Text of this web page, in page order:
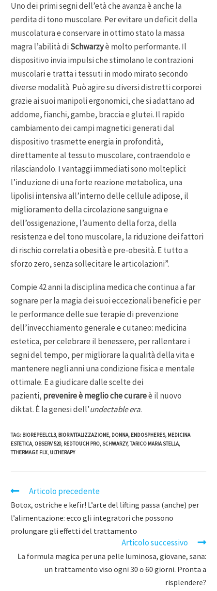
Uno dei primi segni dell’età che avanza è anche la
perdita di tono muscolare. Per evitare un deficit della
muscolatura e conservare in ottimo stato la massa
magra l’abilità diSchwarzyè molto performante. Il
dispositivo invia impulsi che stimolano le contrazioni
muscolari e tratta i tessuti in modo mirato secondo
diverse modalità. Può agire su diversi distretti corporei
grazie ai suoi manipoli ergonomici, che si adattano ad
addome, fianchi, gambe, braccia e glutei. Il rapido
cambiamento dei campi magnetici generati dal
dispositivo trasmette energia in profondità,
direttamente al tessuto muscolare, contraendolo e
rilasciandolo. I vantaggi immediati sono molteplici:
l’induzione di una forte reazione metabolica, una
lipolisi intensiva all’interno delle cellule adipose, il
miglioramento della circolazione sanguigna e
dell’ossigenazione, l’aumento della forza, della
resistenza e del tono muscolare, la riduzione dei fattori
di rischio correlati a obesità e pre-obesità. E tutto a
sforzo zero, senza sollecitare le articolazioni”.
Compie 42 anni la disciplina medica che continua a far
sognare per la magia dei suoi eccezionali benefici e per
le performance delle sue terapie di prevenzione
dell’invecchiamento generale e cutaneo: medicina
estetica, per celebrare il benessere, per rallentare i
segni del tempo, per migliorare la qualità della vita e
mantenere negli anni una condizione fisica e mentale
ottimale. E a giudicare dalle scelte dei
pazienti, prevenire è meglio che curareè il nuovo
diktat. È la genesi dell’undectable era.
TAG: BIOREPEELCL3, BIORIVITALIZZAZIONE, DONNA, ENDOSPHERES, MEDICINA
ESTETICA, OBSERV 520, REDTOUCH PRO,SCHWARZY,TARICO MARIA STELLA,
TTHERMAGE FLX, ULTHERAPY
Articolo precedente
Botox, ostriche e kefir! L’arte del lifting passa (anche) per
l’alimentazione: ecco gli integratori che possono
prolungare gli effetti del trattamento
Articolo successivo
La formula magica per una pelle luminosa, giovane, sana:
un trattamento viso ogni 30 o 60 giorni. Pronta a
risplendere?